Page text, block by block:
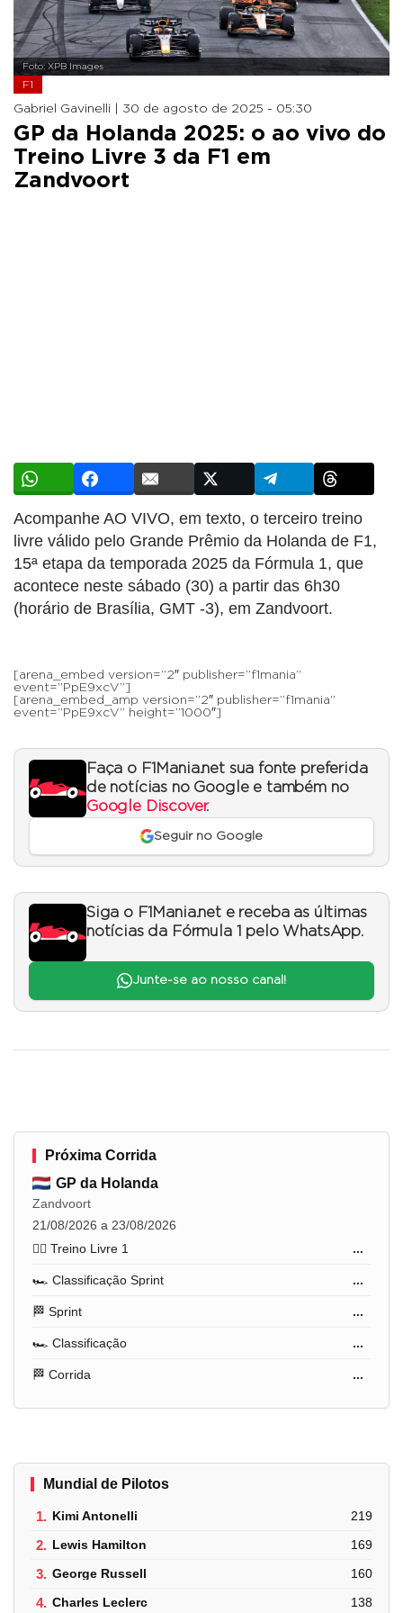
Foto: XPB Images
F1
Gabriel Gavinelli | 30 de agosto de 2025 - 05:30
GP da Holanda 2025: o ao vivo do
Treino Livre 3 da F1 em
Zandvoort
Acompanhe AO VIVO, em texto, o terceiro treino
livre válido pelo Grande Prêmio da Holanda de F1,
15ª etapa da temporada 2025 da Fórmula 1, que
acontece neste sábado (30) a partir das 6h30
(horário de Brasília, GMT -3), em Zandvoort.
[arena_embed version=”2″ publisher=”f1mania”
event=”PpE9xcV”]
[arena_embed_amp version=”2″ publisher=”f1mania”
event=”PpE9xcV” height=”1000″]
Faça o F1Mania.net sua fonte preferida
de notícias no Google e também no
Google Discover.
Seguir no Google
Siga o F1Mania.net e receba as últimas
notícias da Fórmula 1 pelo WhatsApp.
Junte-se ao nosso canal!
Próxima Corrida
GP da Holanda
Zandvoort
21/08/2026 a 23/08/2026
🏋️‍♂️ Treino Livre 1
...
🏎️ Classificação Sprint ...
🏁 Sprint ...
🏎️ Classificação ...
🏁 Corrida ...
Mundial de Pilotos
1. Kimi Antonelli 219
2. Lewis Hamilton 169
3. George Russell 160
4. Charles Leclerc 138